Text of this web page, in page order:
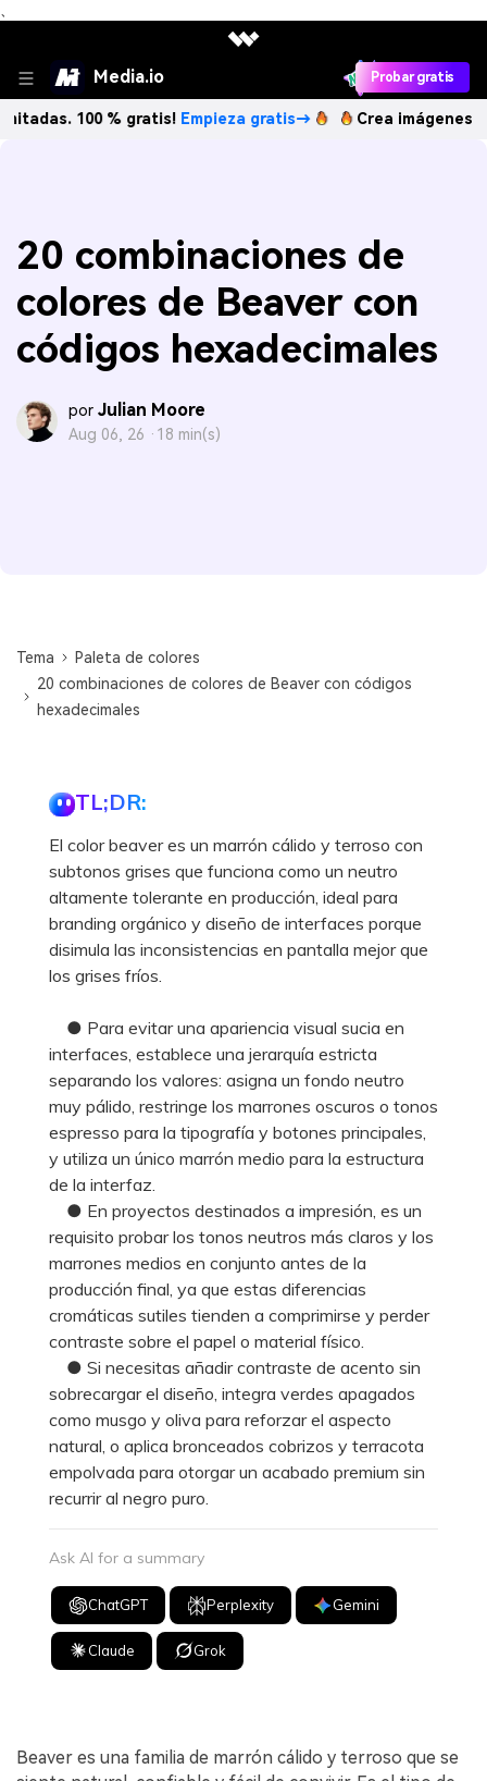
、
Media.io Probar gratis
% gratis!Empieza gratis→ Crea imágenes IA
20 combinaciones de
colores de Beaver con
códigos hexadecimales
por Julian Moore
Aug 06, 26 · 18 min(s)
Tema
Paleta de colores
20 combinaciones de colores de Beaver con códigos
hexadecimales
TL;DR:
El color beaver es un marrón cálido y terroso con
subtonos grises que funciona como un neutro
altamente tolerante en producción, ideal para
branding orgánico y diseño de interfaces porque
disimula las inconsistencias en pantalla mejor que
los grises fríos.
● Para evitar una apariencia visual sucia en
interfaces, establece una jerarquía estricta
separando los valores: asigna un fondo neutro
muy pálido, restringe los marrones oscuros o tonos
espresso para la tipografía y botones principales,
y utiliza un único marrón medio para la estructura
de la interfaz.
● En proyectos destinados a impresión, es un
requisito probar los tonos neutros más claros y los
marrones medios en conjunto antes de la
producción final, ya que estas diferencias
cromáticas sutiles tienden a comprimirse y perder
contraste sobre el papel o material físico.
● Si necesitas añadir contraste de acento sin
sobrecargar el diseño, integra verdes apagados
como musgo y oliva para reforzar el aspecto
natural, o aplica bronceados cobrizos y terracota
empolvada para otorgar un acabado premium sin
recurrir al negro puro.
Ask AI for a summary
ChatGPT Perplexity Gemini
Claude Grok
Beaver es una familia de marrón cálido y terroso que se